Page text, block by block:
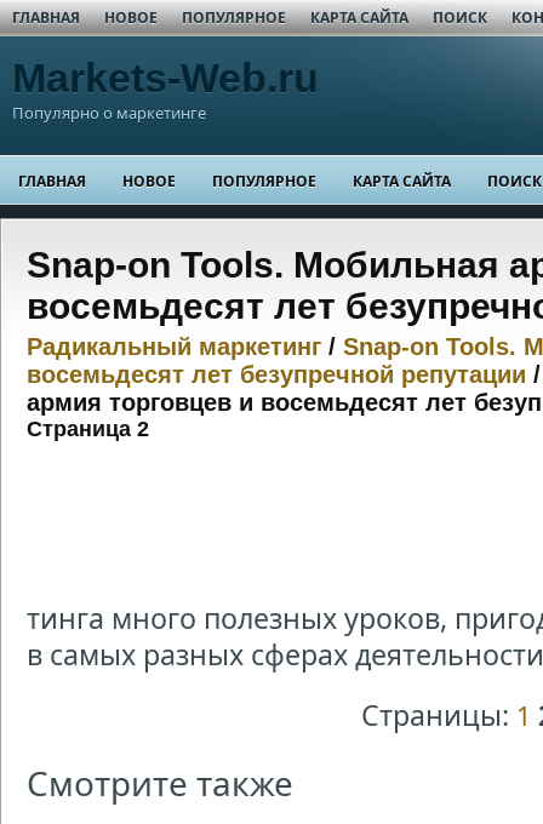
ГЛАВНАЯ НОВОЕ ПОПУЛЯРНОЕ КАРТА САЙТА ПОИСК
Markets-Web.ru
Популярно о маркетинге
ГЛАВНАЯ НОВОЕ ПОПУЛЯРНОЕ КАРТА САЙТА ПОИСК
Snap-on Tools. Мобильная
восемьдесят лет
Радикальный маркетинг / Snap-on Tools.
восемьдесят лет безупречной репутации
армия торговцев и восемьдесят лет
Страница 2
тинга много полезных уроков,
в самых разных сферах
Страницы: 1
Смотрите также